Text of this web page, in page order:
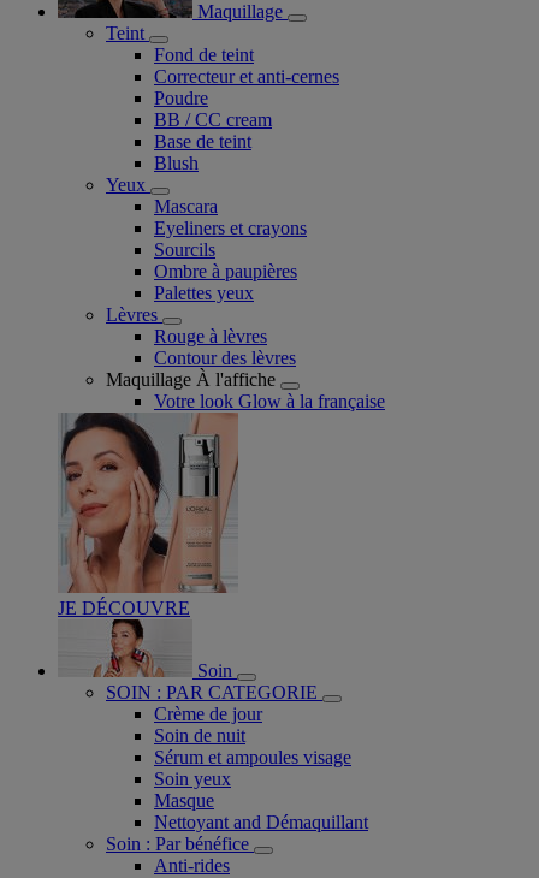
Maquillage
Teint
Fond de teint
Correcteur et anti-cernes
Poudre
BB / CC cream
Base de teint
Blush
Yeux
Mascara
Eyeliners et crayons
Sourcils
Ombre à paupières
Palettes yeux
Lèvres
Rouge à lèvres
Contour des lèvres
Maquillage À l'affiche
Votre look Glow à la française
JE DÉCOUVRE
Soin
SOIN : PAR CATEGORIE
Crème de jour
Soin de nuit
Sérum et ampoules visage
Soin yeux
Masque
Nettoyant and Démaquillant
Soin : Par bénéfice
Anti-rides